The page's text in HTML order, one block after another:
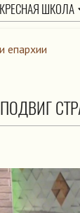
ШКОЛА
епархии